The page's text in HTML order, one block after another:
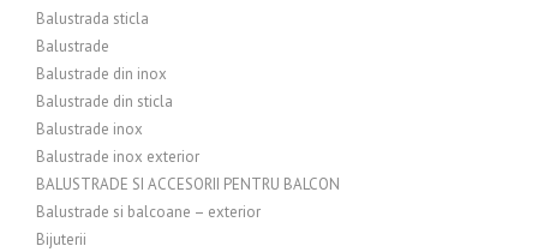
Balustrada sticla
Balustrade
Balustrade din inox
Balustrade din sticla
Balustrade inox
Balustrade inox exterior
BALUSTRADE SI ACCESORII PENTRU BALCON
Balustrade si balcoane – exterior
Bijuterii